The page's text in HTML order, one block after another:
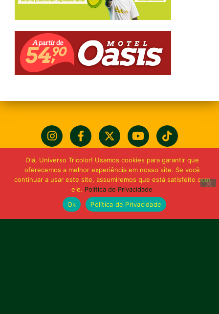
Olá, Universo Tricolor! Usamos cookies para garantir que
oferecemos a melhor experiência em nosso site. Se você
continuar a usar este site, assumiremos que está satisfeito com
ele. Política de Privacidade
Ok
Política de Privacidade